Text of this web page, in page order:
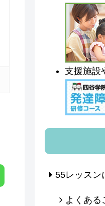
支援施設
55レッスン
よくある